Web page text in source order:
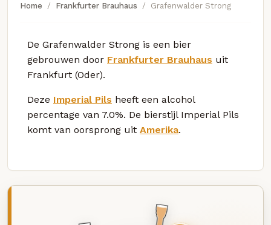
Home Frankfurter Brauhaus Grafenwalder Strong
De Grafenwalder Strong is een bier
gebrouwen door Frankfurter Brauhaus uit
Frankfurt (Oder).
Deze Imperial Pils heeft een alcohol
percentage van 7.0%. De bierstijl Imperial Pils
komt van oorsprong uit Amerika.